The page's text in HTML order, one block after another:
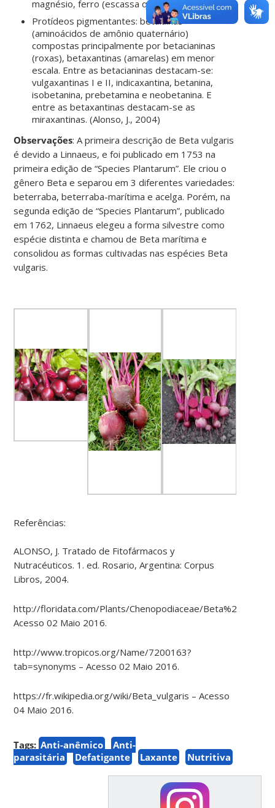
magnésio, ferro (escassa quantidade).
Protídeos pigmentantes: betalaínas
(aminoácidos de amônio quaternário)
compostas principalmente por betacianinas
(roxas), betaxantinas (amarelas) em menor
escala. Entre as betacianinas destacam-se:
vulgaxantinas I e II, indicaxantina, betanina,
isobetanina, prebetamina e neobetanina. E
entre as betaxantinas destacam-se as
miraxantinas. (Alonso, J., 2004)
Observações: A primeira descrição de Beta vulgaris
é devido a Linnaeus, e foi publicado em 1753 na
primeira edição de “Species Plantarum”. Ele criou o
gênero Beta e separou em 3 diferentes variedades:
beterraba, beterraba-marítima e acelga. Porém, na
segunda edição de “Species Plantarum”, publicado
em 1762, Linnaeus elegeu a forma silvestre como
espécie distinta e chamou de Beta marítima e
consolidou as formas cultivadas nas espécies Beta
vulgaris.
Referências:
ALONSO, J. Tratado de Fitofármacos y
Nutracéuticos. 1. ed. Rosario, Argentina: Corpus
Libros, 2004.
http://floridata.com/Plants/Chenopodiaceae/
Acesso 02 Maio 2016.
http://www.tropicos.org/Name/7200163?
tab=synonyms – Acesso 02 Maio 2016.
https://fr.wikipedia.org/wiki/Beta_vulgaris – Acesso
04 Maio 2016.
Tags: Anti-anêmico
Anti-
parasitária
Defatigante Laxante Nutritiva